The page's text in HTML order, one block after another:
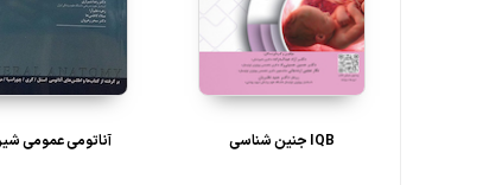
IQB جنین شناسی آناتومی عمومی